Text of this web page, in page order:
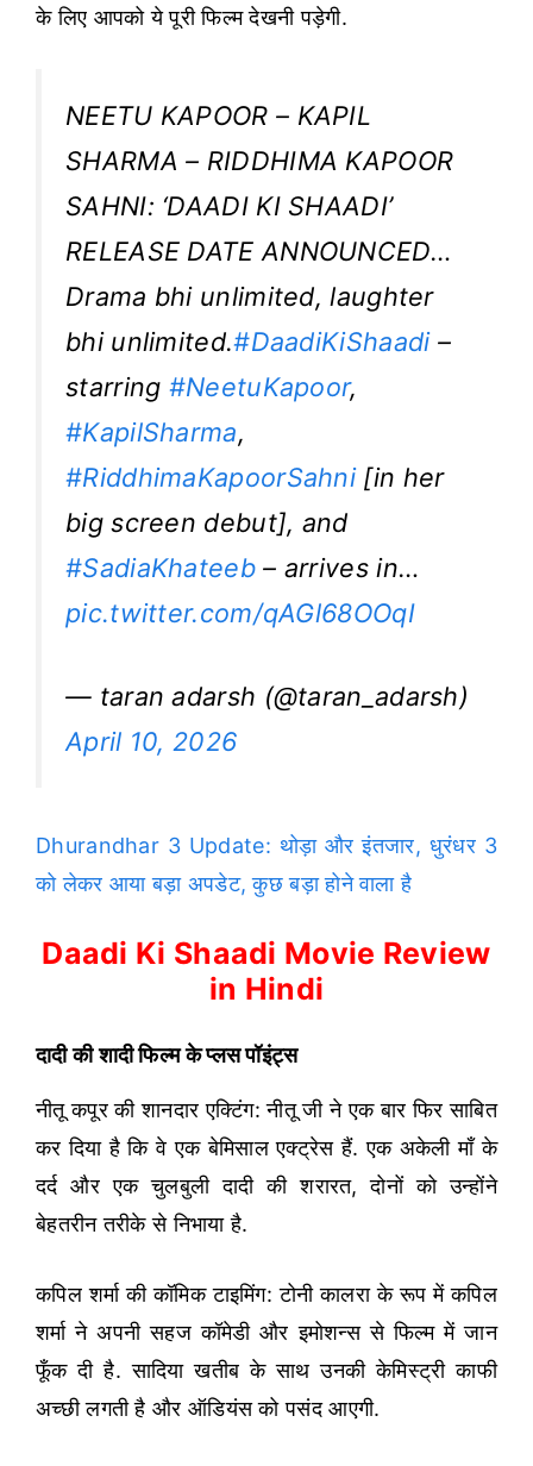
के लिए आपको ये पूरी फिल्म देखनी पड़ेगी.
NEETU KAPOOR – KAPIL
SHARMA – RIDDHIMA KAPOOR
SAHNI: ‘DAADI KI SHAADI’
RELEASE DATE ANNOUNCED…
Drama bhi unlimited, laughter
bhi unlimited.#DaadiKiShaadi–
starring #NeetuKapoor,
#KapilSharma,
#RiddhimaKapoorSahni[in her
big screen debut], and
#SadiaKhateeb– arrives in…
pic.twitter.com/qAGl68OOqI
— taran adarsh (@taran_adarsh)
April 10, 2026
Dhurandhar 3 Update: थोड़ा और इंतजार, धुरंधर 3
को लेकर आया बड़ा अपडेट, कुछ बड़ा होने वाला है
Daadi Ki Shaadi Movie Review
in Hindi
दादी की शादी फिल्म के प्लस पॉइंट्स
नीतू कपूर की शानदार एक्टिंग: नीतू जी ने एक बार फिर साबित
कर दिया है कि वे एक बेमिसाल एक्ट्रेस हैं. एक अकेली माँ के
दर्द और एक चुलबुली दादी की शरारत, दोनों को उन्होंने
बेहतरीन तरीके से निभाया है.
कपिल शर्मा की कॉमिक टाइमिंग: टोनी कालरा के रूप में कपिल
शर्मा ने अपनी सहज कॉमेडी और इमोशन्स से फिल्म में जान
फूँक दी है. सादिया खतीब के साथ उनकी केमिस्ट्री काफी
अच्छी लगती है और ऑडियंस को पसंद आएगी.